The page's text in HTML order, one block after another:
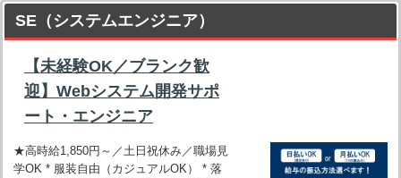
SE（システムエンジニア）
【未経験OK／ブランク歓
迎】Webシステム開発サポ
ート・エンジニア
★高時給1,850円～／土日祝休み／職場見
学OK * 服装自由（カジュアルOK） * 落